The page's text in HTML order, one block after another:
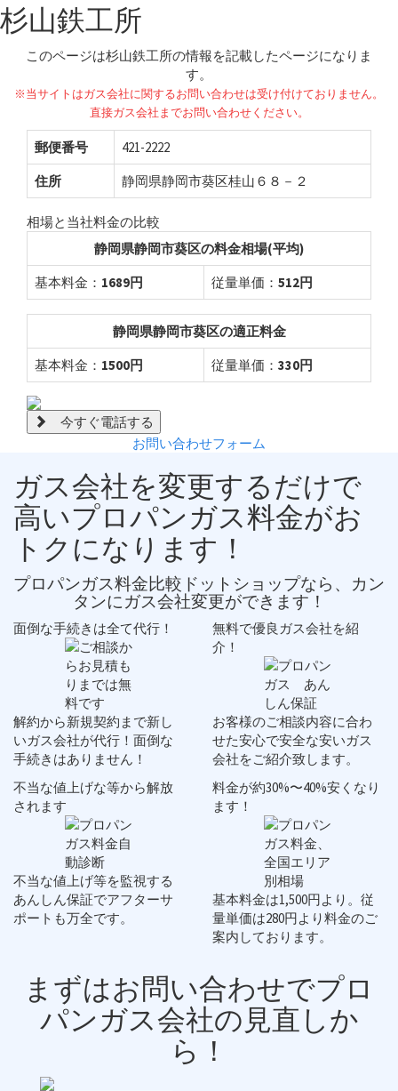
杉山鉄工所
このページは杉山鉄工所の情報を記載したページになりま
す。
※当サイトはガス会社に関するお問い合わせは受け付けておりません。
直接ガス会社までお問い合わせください。
郵便番号
421-2222
住所
静岡県静岡市葵区桂山６８－２
相場と当社料金の比較
静岡県静岡市葵区の料金相場(平均)
基本料金： 1689円 従量単価： 512円
静岡県静岡市葵区の適正料金
基本料金： 1500円 従量単価： 330円
今すぐ電話する
お問い合わせフォーム
ガス会社を変更するだけで
高いプロパンガス料金がお
トクになります！
プロパンガス料金比較ドットショップなら、 カン
タンにガス会社変更ができます！
面倒な手続きは全て代行！
解約から新規契約まで新し
いガス会社が代行！ 面倒な
手続き はありません！
無料で優良ガス会社を紹
介！
お客様のご相談内容に合わ
せた安心で安全な安いガス
会社をご紹介致します。
不当な値上げな等から解放
されます
不当な値上げ等を監視する
あんしん保証でアフターサ
ポートも万全です。
料金が約30%〜40%安くなり
ます！
基本料金は1,500円より。従
量単価は280円より料金のご
案内しております。
まずはお問い合わせでプロ
パンガス会社の見直しか
ら！